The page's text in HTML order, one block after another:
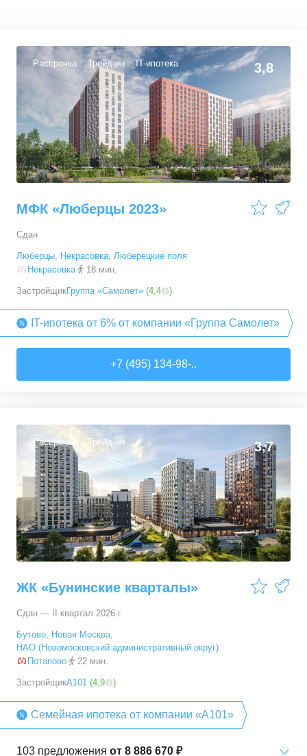
Рассрочка Трейд-ин IT-ипотека 3,8
МФК «Люберцы 2023»
Сдан
Люберцы, Некрасовка, Люберецкие поля
Некрасовка
18 мин.
ЗастройщикГруппа «Самолет» (4,4 )
IT-ипотека от 6% от компании «Группа Самолет»
+7 (495) 134-98-..
Рассрочка Трейд-ин 3,7
ЖК «Бунинские кварталы»
Сдан — II квартал 2026 г.
Бутово, Новая Москва,
НАО (Новомосковский административный округ)
Потапово
22 мин.
ЗастройщикА101 (4,9 )
Семейная ипотека от компании «А101»
103 предложения от 8 886 670 ₽